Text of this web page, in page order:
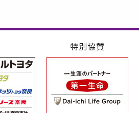
特別協賛